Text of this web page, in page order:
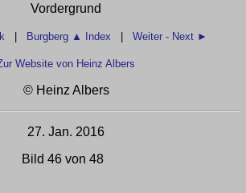
Vordergrund
| Burgberg ▲ Index Weiter - Next ►
Website von Heinz Albers
© Heinz Albers
27. Jan. 2016
Bild 46 von 48